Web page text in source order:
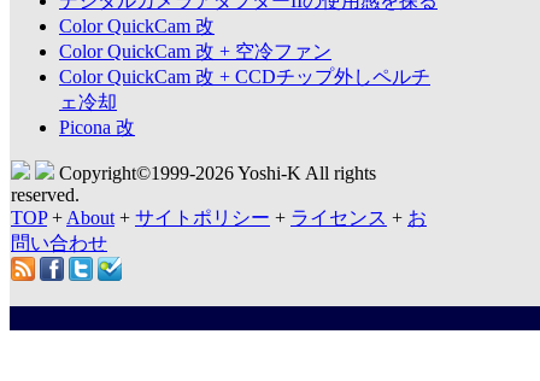
Color QuickCam 改
Color QuickCam 改 + 空冷ファン
Color QuickCam 改 + CCDチップ外しペルチ
ェ冷却
Picona 改
Copyright©1999-2026 Yoshi-K All rights
reserved.
TOP+ About + サイトポリシー + ライセンス + お
問い合わせ